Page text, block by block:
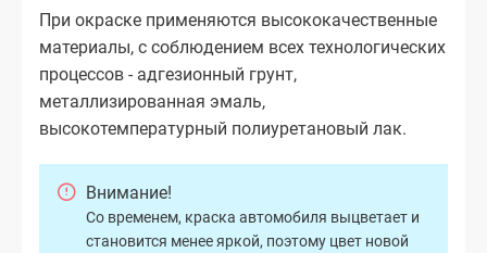
При окраске применяются высококачественные
материалы, с соблюдением всех технологических
процессов - адгезионный грунт,
металлизированная эмаль,
высокотемпературный полиуретановый лак.
Внимание!
Со временем, краска автомобиля выцветает и
становится менее яркой, поэтому цвет новой